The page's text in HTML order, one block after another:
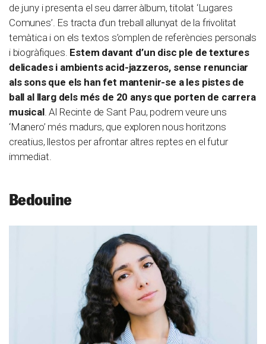
de juny i presenta el seu darrer àlbum, titolat ‘Lugares
Comunes’. Es tracta d’un treball allunyat de la frivolitat
temàtica i on els textos s’omplen de referències personals
i biogràfiques. Estem davant d’un disc ple de textures
delicades i ambients acid-jazzeros, sense renunciar
als sons que els han fet mantenir-se a les pistes de
ball al llarg dels més de 20 anys que porten de carrera
musical. Al Recinte de Sant Pau, podrem veure uns
‘Manero’ més madurs, que exploren nous horitzons
creatius, llestos per afrontar altres reptes en el futur
immediat.
Bedouine